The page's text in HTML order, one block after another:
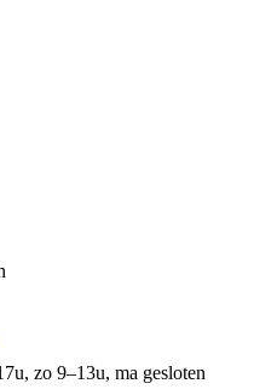
zo 9–13u, ma gesloten